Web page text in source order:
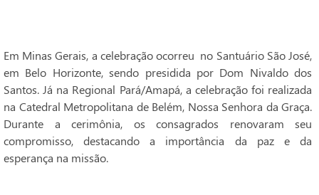
Em Minas Gerais, a celebração ocorreu no Santuário São José,
em Belo Horizonte, sendo presidida por Dom Nivaldo dos
Santos. Já na Regional Pará/Amapá, a celebração foi realizada
na Catedral Metropolitana de Belém, Nossa Senhora da Graça.
Durante a cerimônia, os consagrados renovaram seu
compromisso, destacando a importância da paz e da
esperança na missão.